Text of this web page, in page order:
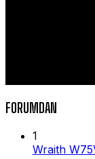
FORUMDAN
1
Wraith